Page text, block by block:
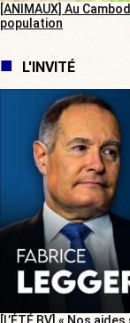
[ANIMAUX] Au
population
L'INVITÉ